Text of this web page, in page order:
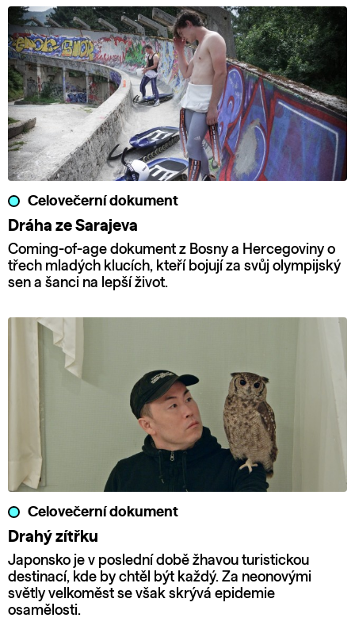
Celovečerní dokument
Dráha ze Sarajeva
Coming-of-age dokument z Bosny a Hercegoviny o
třech mladých klucích, kteří bojují za svůj olympijský
sen a šanci na lepší život.
Celovečerní dokument
Drahý zítřku
Japonsko je v poslední době žhavou turistickou
destinací, kde by chtěl být každý. Za neonovými
světly velkoměst se však skrývá epidemie
osamělosti.